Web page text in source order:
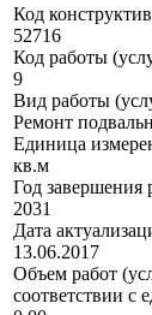
Код
52716
Код работы
9
Вид работы
Ремонт
Единица
кв.м
Год завершения
2031
Дата
13.06.2017
Объем работ
соответствии с